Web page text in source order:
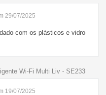
29/07/2025
com os plásticos e vidro
Wi-Fi Multi Liv - SE233
19/07/2025